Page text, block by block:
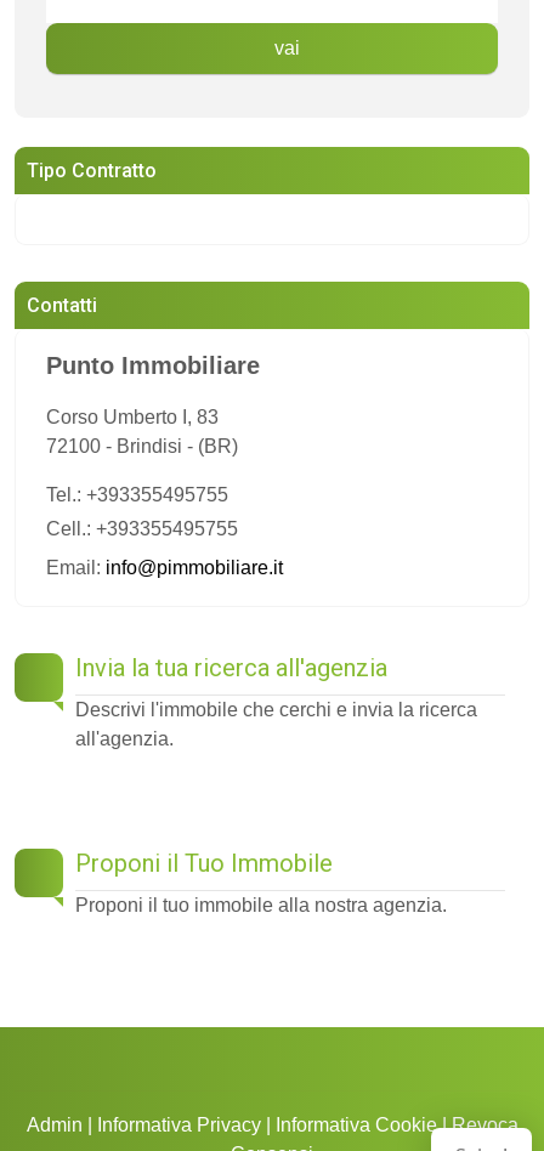
vai
Tipo Contratto
Contatti
Punto Immobiliare
Corso Umberto I, 83
72100 - Brindisi - (BR)
Tel.: +393355495755
Cell.: +393355495755
Email: info@pimmobiliare.it
Invia la tua ricerca all'agenzia
Descrivi l'immobile che cerchi e invia la ricerca
all'agenzia.
Proponi il Tuo Immobile
Proponi il tuo immobile alla nostra agenzia.
Admin Informativa Privacy| Informativa Cookie|Revoca